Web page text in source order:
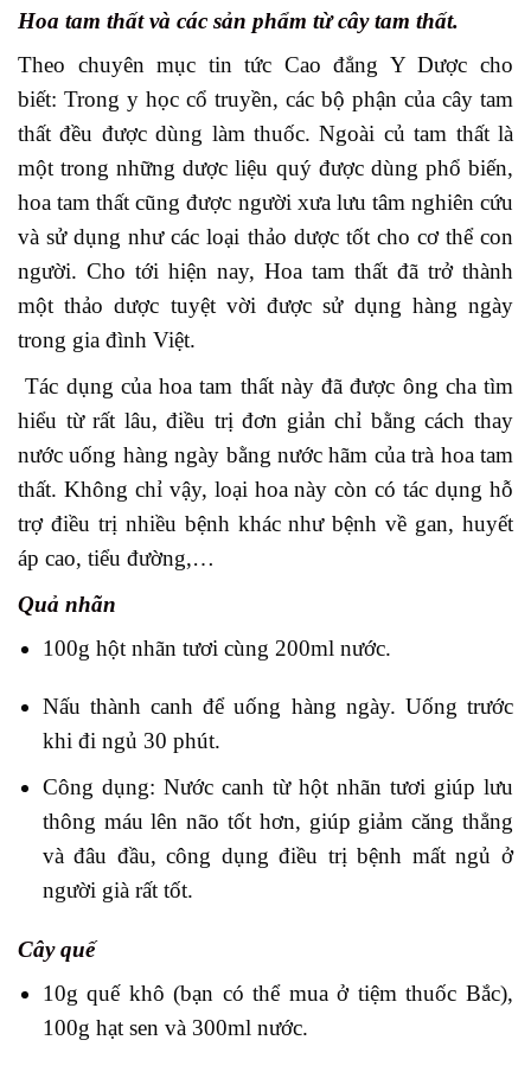
Hoa tam thất và các sản phẩm từ cây tam thất.
Theo chuyên mục tin tức Cao đẳng Y Dược cho
biết: Trong y học cổ truyền, các bộ phận của cây tam
thất đều được dùng làm thuốc. Ngoài củ tam thất là
một trong những dược liệu quý được dùng phổ biến,
hoa tam thất cũng được người xưa lưu tâm nghiên cứu
và sử dụng như các loại thảo dược tốt cho cơ thể con
người. Cho tới hiện nay, Hoa tam thất đã trở thành
một thảo dược tuyệt vời được sử dụng hàng ngày
trong gia đình Việt.
Tác dụng của hoa tam thất này đã được ông cha tìm
hiểu từ rất lâu, điều trị đơn giản chỉ bằng cách thay
nước uống hàng ngày bằng nước hãm của trà hoa tam
thất. Không chỉ vậy, loại hoa này còn có tác dụng hỗ
trợ điều trị nhiều bệnh khác như bệnh về gan, huyết
áp cao, tiểu đường,…
Quả nhãn
100g hột nhãn tươi cùng 200ml nước.
Nấu thành canh để uống hàng ngày. Uống trước
khi đi ngủ 30 phút.
Công dụng: Nước canh từ hột nhãn tươi giúp lưu
thông máu lên não tốt hơn, giúp giảm căng thẳng
và đâu đầu, công dụng điều trị bệnh mất ngủ ở
người già rất tốt.
Cây quế
10g quế khô (bạn có thể mua ở tiệm thuốc Bắc),
100g hạt sen và 300ml nước.